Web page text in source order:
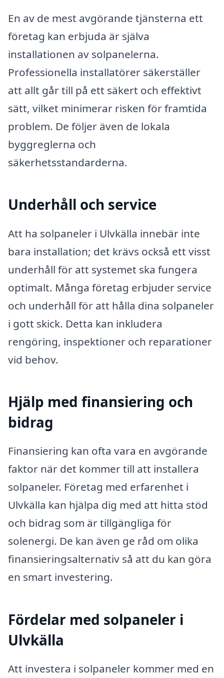
En av de mest avgörande tjänsterna ett
företag kan erbjuda är själva
installationen av solpanelerna.
Professionella installatörer säkerställer
att allt går till på ett säkert och effektivt
sätt, vilket minimerar risken för framtida
problem. De följer även de lokala
byggreglerna och
säkerhetsstandarderna.
Underhåll och service
Att ha solpaneler i Ulvkälla innebär inte
bara installation; det krävs också ett visst
underhåll för att systemet ska fungera
optimalt. Många företag erbjuder service
och underhåll för att hålla dina solpaneler
i gott skick. Detta kan inkludera
rengöring, inspektioner och reparationer
vid behov.
Hjälp med finansiering och
bidrag
Finansiering kan ofta vara en avgörande
faktor när det kommer till att installera
solpaneler. Företag med erfarenhet i
Ulvkälla kan hjälpa dig med att hitta stöd
och bidrag som är tillgängliga för
solenergi. De kan även ge råd om olika
finansieringsalternativ så att du kan göra
en smart investering.
Fördelar med solpaneler i
Ulvkälla
Att investera i solpaneler kommer med en